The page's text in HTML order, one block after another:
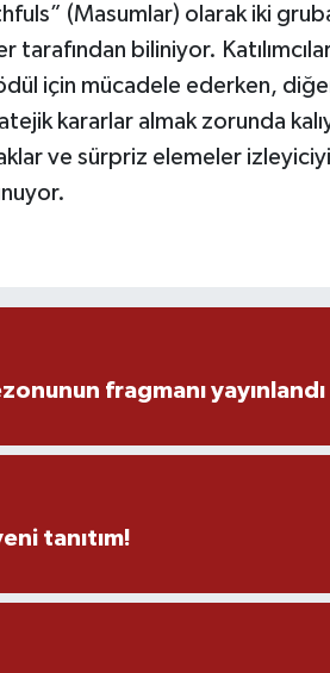
(Masumlar) olarak iki
tarafından biliniyor.
için mücadele ederken,
kararlar almak zorunda
ve sürpriz elemeler izleyiciyi
fragmanı yayınlandı
tanıtım!